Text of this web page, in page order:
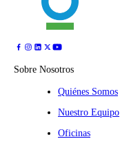
Sobre Nosotros
Quiénes Somos
Nuestro Equipo
Oficinas